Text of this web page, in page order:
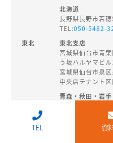
北海道
長野県長野市若
TEL:050-5482-
東北
東北支店
宮城県仙台市青
う坂ハルヤマビ
宮城県仙台市泉
中央店テナント
青森・秋田・岩
018-874-
北陸・
TEL 資